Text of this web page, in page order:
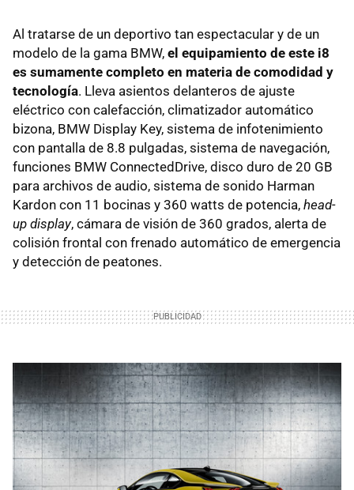
Al tratarse de un deportivo tan espectacular y de un
modelo de la gama BMW, el equipamiento de este i8
es sumamente completo en materia de comodidad y
tecnología. Lleva asientos delanteros de ajuste
eléctrico con calefacción, climatizador automático
bizona, BMW Display Key, sistema de infotenimiento
con pantalla de 8.8 pulgadas, sistema de navegación,
funciones BMW ConnectedDrive, disco duro de 20 GB
para archivos de audio, sistema de sonido Harman
Kardon con 11 bocinas y 360 watts de potencia, head-
up display, cámara de visión de 360 grados, alerta de
colisión frontal con frenado automático de emergencia
y detección de peatones.